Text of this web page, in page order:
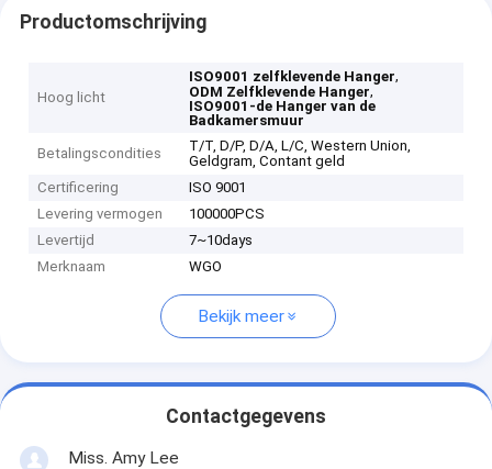
Productomschrijving
Hoog licht
ISO9001 zelfklevende Hanger,
ODM Zelfklevende Hanger,
ISO9001-de Hanger van de
Badkamersmuur
Betalingscondities
T/T, D/P, D/A, L/C, Western Union,
Geldgram, Contant geld
Certificering
ISO 9001
Levering vermogen
100000PCS
Levertijd
7~10days
Merknaam
WGO
Bekijk meer
Contactgegevens
Miss. Amy Lee